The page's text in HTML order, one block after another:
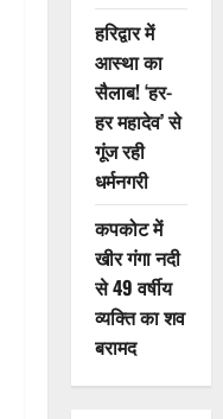
हरिद्वार में
आस्था का
सैलाब! ‘हर-
हर महादेव’ से
गूंज रही
धर्मनगरी
कपकोट में
खीर गंगा नदी
से 49 वर्षीय
व्यक्ति का शव
बरामद